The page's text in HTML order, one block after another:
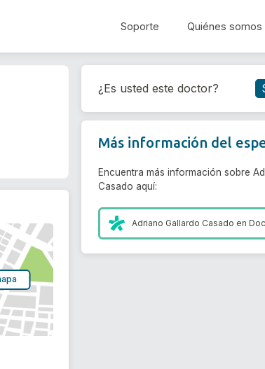
Soporte Quiénes somos
¿Es usted este doctor?
Más información del
Encuentra más información sobre
Casado aquí:
Adriano Gallardo Casado en